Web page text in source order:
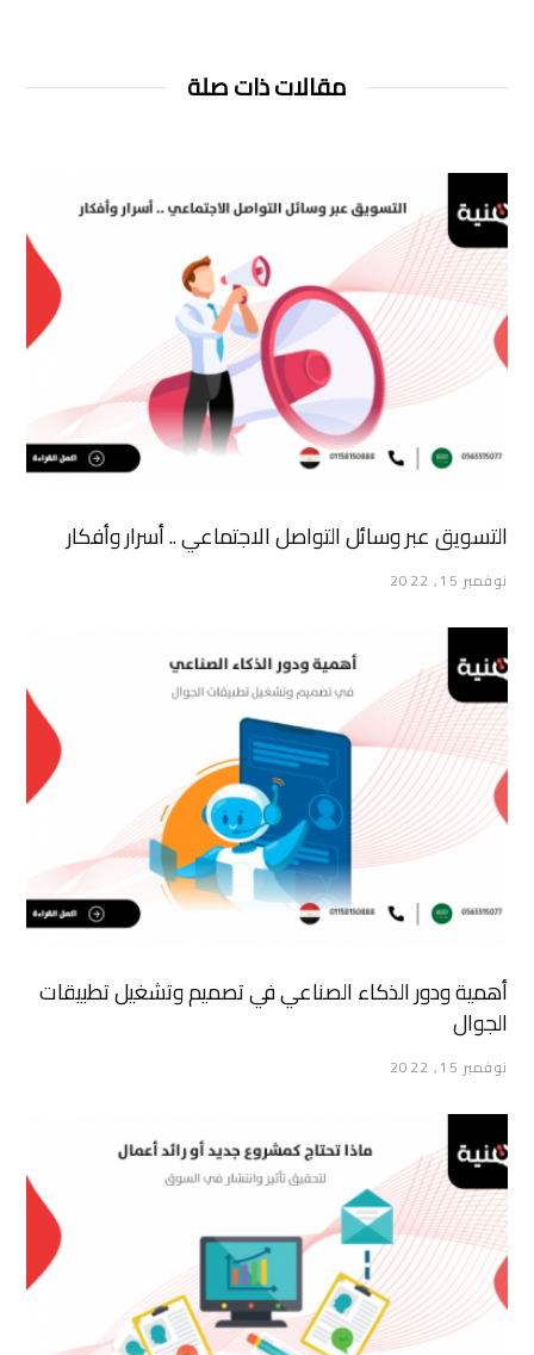
مقالات ذات صلة
التسويق عبر وسائل التواصل الاجتماعي .. أسرار وأفكار
نوفمبر 15, 2022
أهمية ودور الذكاء الصناعي في تصميم وتشغيل تطبيقات
الجوال
نوفمبر 15, 2022